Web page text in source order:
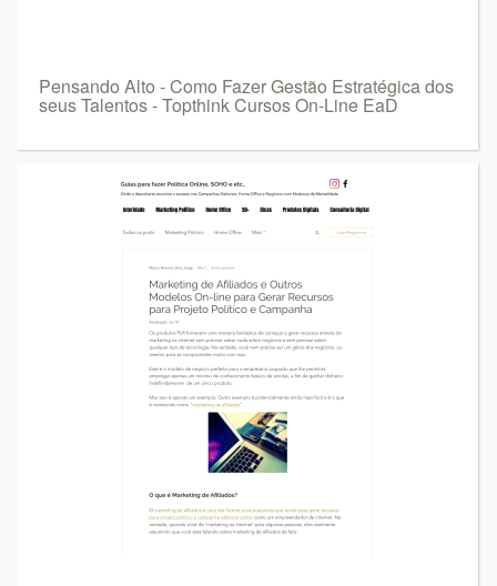
Pensando Alto - Como Fazer Gestão Estratégica dos
seus Talentos - Topthink Cursos On-Line EaD